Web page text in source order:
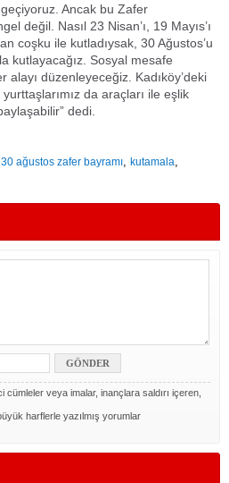
Ancak bu Zafer
değil. Nasıl 23 Nisan’ı, 19 Mayıs’ı
coşku ile kutladıysak, 30 Ağustos’u
kutlayacağız. Sosyal mesafe
alayı düzenleyeceğiz. Kadıköy’deki
da araçları ile eşlik
dedi.
30 ağustos zafer bayramı,kutamala,
cümleler veya imalar, inançlara saldırı içeren,
harflerle yazılmış yorumlar